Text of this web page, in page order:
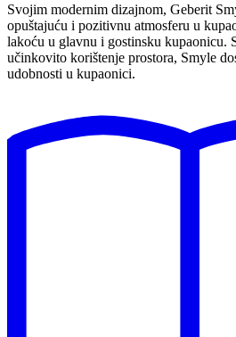
Svojim modernim dizajnom, Geberit
opuštajuću i pozitivnu atmosferu u
lakoću u glavnu i gostinsku kupaonicu.
učinkovito korištenje prostora, Smyle
udobnosti u kupaonici.